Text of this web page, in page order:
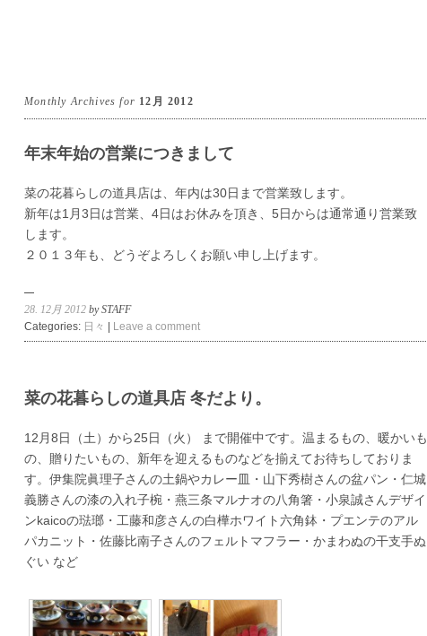
Monthly Archives for 12月 2012
年末年始の営業につきまして
菜の花暮らしの道具店は、年内は30日まで営業致します。
新年は1月3日は営業、4日はお休みを頂き、5日からは通常通り営業致
します。
２０１３年も、どうぞよろしくお願い申し上げます。
28. 12月 2012 by STAFF
Categories: 日々 Leave a comment
菜の花暮らしの道具店 冬だより。
12月8日（土）から25日（火） まで開催中です。温まるもの、暖かいも
の、贈りたいもの、新年を迎えるものなどを揃えてお待ちしておりま
す。伊集院眞理子さんの土鍋やカレー皿・山下秀樹さんの盆パン・仁城
義勝さんの漆の入れ子椀・燕三条マルナオの八角箸・小泉誠さんデザイ
ンkaicoの琺瑯・工藤和彦さんの白樺ホワイト六角鉢・プエンテのアル
パカニット・佐藤比南子さんのフェルトマフラー・かまわぬの干支手ぬ
ぐい など